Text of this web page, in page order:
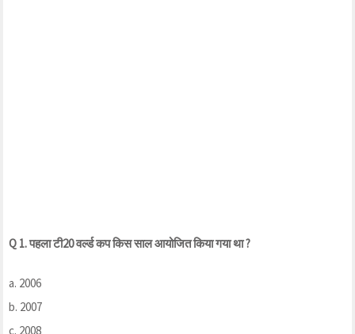
Q 1. पहला टी20 वर्ल्ड कप किस साल आयोजित किया गया था ?
a. 2006
b. 2007
c. 2008